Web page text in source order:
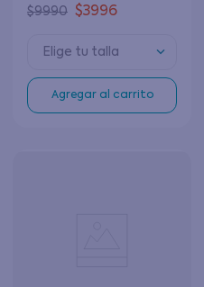
$9990 $3996
Elige tu talla
Agregar al carrito